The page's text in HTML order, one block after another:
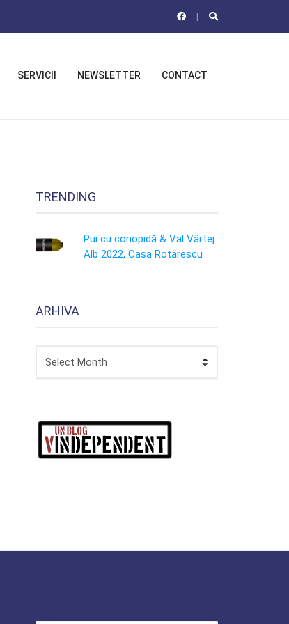
SERVICII NEWSLETTER CONTACT
TRENDING
Pui cu conopidă & Val Vârtej
Alb 2022, Casa Rotărescu
ARHIVA